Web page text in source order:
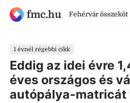
fmc.hu Fehérvár összeköt
1 évnél régebbi cikk
Eddig az idei évre
éves országos és
autópálya-matricát